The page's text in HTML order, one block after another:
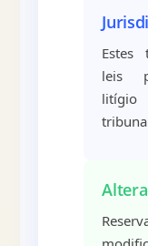
Estes
leis